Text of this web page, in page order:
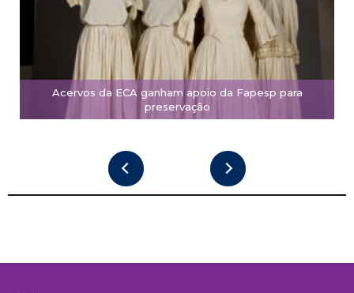
Acervos da ECA ganham apoio da Fapesp para
preservação